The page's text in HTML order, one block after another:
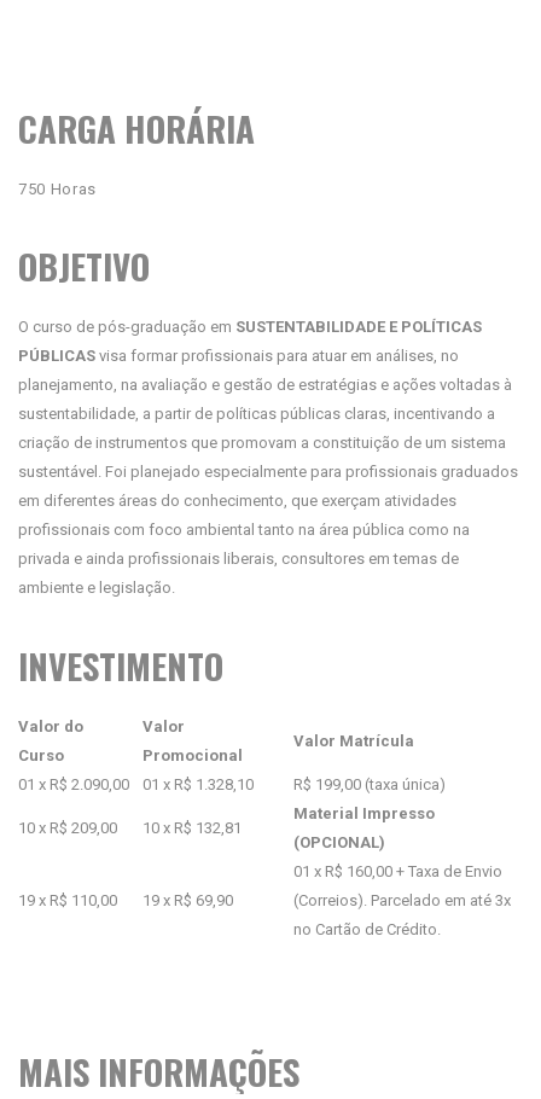
CARGA HORÁRIA
750 Horas
OBJETIVO
O curso de pós-graduação em SUSTENTABILIDADE E POLÍTICAS
PÚBLICAS visa formar profissionais para atuar em análises, no
planejamento, na avaliação e gestão de estratégias e ações voltadas à
sustentabilidade, a partir de políticas públicas claras, incentivando a
criação de instrumentos que promovam a constituição de um sistema
sustentável. Foi planejado especialmente para profissionais graduados
em diferentes áreas do conhecimento, que exerçam atividades
profissionais com foco ambiental tanto na área pública como na
privada e ainda profissionais liberais, consultores em temas de
ambiente e legislação.
INVESTIMENTO
Valor do
Curso
Valor
Promocional
Valor Matrícula
01 x R$ 2.090,00 01 x R$ 1.328,10 R$ 199,00 (taxa única)
10 x R$ 209,00 10 x R$ 132,81
Material Impresso
(OPCIONAL)
19 x R$ 110,00 19 x R$ 69,90
01 x R$ 160,00 + Taxa de Envio
(Correios). Parcelado em até 3x
no Cartão de Crédito.
MAIS INFORMAÇÕES